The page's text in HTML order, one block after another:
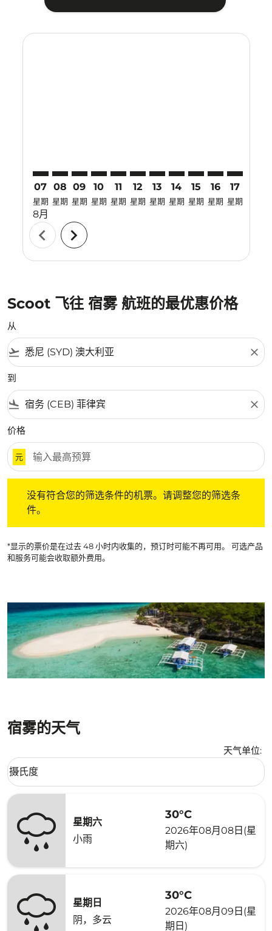
07
星期
8月
08
星期
09
星期
10
星期
11
星期
12
星期
13
星期
14
星期
15
星期
16
星期
17
星期
chevron_left chevron_right
Scoot 飞往 宿雾 航班的最优惠价格
从
flight_takeoff close
到
flight_land close
价格
元
没有符合您的筛选条件的机票。请调整您的筛选条
件。
*显示的票价是在过去 48 小时内收集的，预订时可能不再可用。 可选产品
和服务可能会收取额外费用。
宿雾的天气
天气单位:
Weather unit option 摄氏度 Selected
摄氏度
keyboard_arrow_down
星期六
小雨
30°C
2026年08月08日(星
期六)
星期日
阴，多云
30°C
2026年08月09日(星
期日)